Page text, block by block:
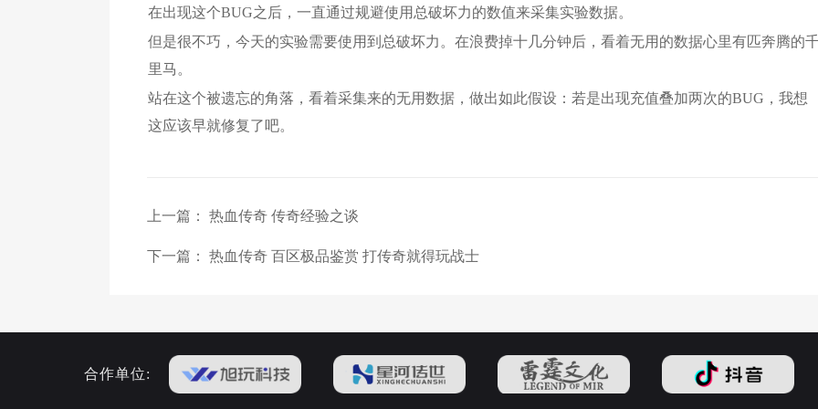
在出现这个BUG之后，一直通过规避使用总破坏力的数值来采集实验数据。
但是很不巧，今天的实验需要使用到总破坏力。在浪费掉十几分钟后，看着无用的数据心里有匹奔腾的
里马。
站在这个被遗忘的角落，看着采集来的无用数据，做出如此假设：若是出现充值叠加两次的BUG，我想
这应该早就修复了吧。
上一篇： 热血传奇 传奇经验之谈
下一篇： 热血传奇 百区极品鉴赏 打传奇就得玩战士
合作单位: